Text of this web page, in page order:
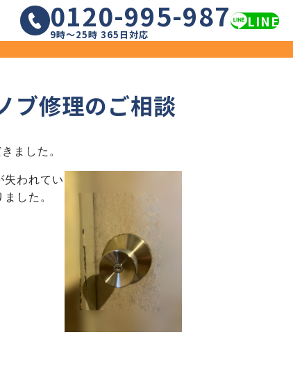
0120-995-987
9時〜25時 365日対応
LINE
ブ修理のご相談
ました。
失われてい
した。